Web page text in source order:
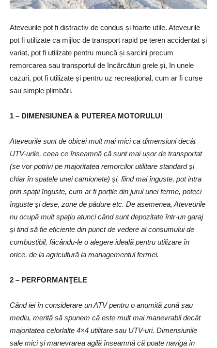
Ateveurile pot fi distractiv de condus și foarte utile. Ateveurile
pot fi utilizate ca mijloc de transport rapid pe teren accidentat și
variat, pot fi utilizate pentru muncă și sarcini precum
remorcarea sau transportul de încărcături grele și, în unele
cazuri, pot fi utilizate și pentru uz recreațional, cum ar fi curse
sau simple plimbări.
1 – DIMENSIUNEA & PUTEREA MOTORULUI
Ateveurile sunt de obicei mult mai mici ca dimensiuni decât
UTV-urile, ceea ce înseamnă că sunt mai ușor de transportat
(se vor potrivi pe majoritatea remorcilor utilitare standard și
chiar în spatele unei camionete) și, fiind mai înguste, pot intra
prin spații înguste, cum ar fi porțile din jurul unei ferme, poteci
înguste și dese, zone de pădure etc. De asemenea, Ateveurile
nu ocupă mult spațiu atunci când sunt depozitate într-un garaj
și tind să fie eficiente din punct de vedere al consumului de
combustibil, făcându-le o alegere ideală pentru utilizare în
orice, de la agricultură la managementul fermei.
2 – PERFORMANŢELE
Când iei în considerare un ATV pentru o anumită zonă sau
mediu, merită să spunem că este mult mai manevrabil decât
majoritatea celorlalte 4×4 utilitare sau UTV-uri. Dimensiunile
sale mici și manevrarea agilă înseamnă că poate naviga în